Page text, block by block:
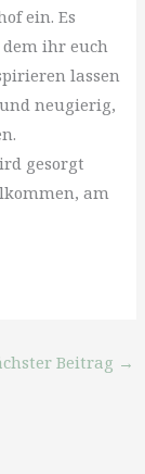
ein. Es
ihr euch
lassen
neugierig,
gesorgt
am
Beitrag →